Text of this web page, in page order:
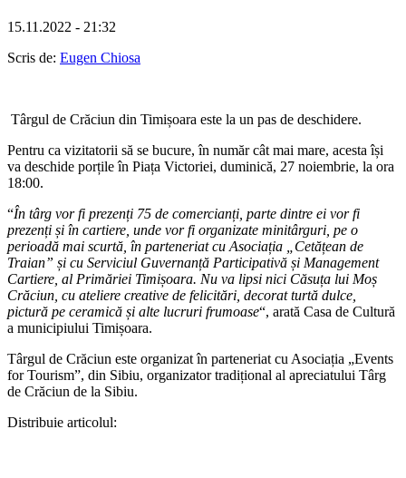
15.11.2022 - 21:32
Scris de: Eugen Chiosa
Târgul de Crăciun din Timișoara este la un pas de deschidere.
Pentru ca vizitatorii să se bucure, în număr cât mai mare, acesta își
va deschide porțile în Piața Victoriei, duminică, 27 noiembrie, la ora
18:00.
“În târg vor fi prezenți 75 de comercianți, parte dintre ei vor fi
prezenți și în cartiere, unde vor fi organizate minitârguri, pe o
perioadă mai scurtă, în parteneriat cu Asociația „Cetățean de
Traian” și cu Serviciul Guvernanță Participativă și Management
Cartiere, al Primăriei Timișoara. Nu va lipsi nici Căsuța lui Moș
Crăciun, cu ateliere creative de felicitări, decorat turtă dulce,
pictură pe ceramică și alte lucruri frumoase“, arată Casa de Cultură
a municipiului Timișoara.
Târgul de Crăciun este organizat în parteneriat cu Asociația „Events
for Tourism”, din Sibiu, organizator tradițional al apreciatului Târg
de Crăciun de la Sibiu.
Distribuie articolul: